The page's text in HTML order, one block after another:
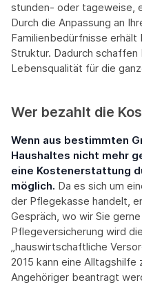
stunden- oder tageweise,
Durch die Anpassung an
Familienbedürfnisse erhält
Struktur. Dadurch
Lebensqualität für die
Wer bezahlt die
Wenn aus bestimmten
Haushaltes nicht mehr
eine Kostenerstattung
möglich. Da es sich um
der Pflegekasse handelt,
Gespräch, wo wir Sie
Pflegeversicherung wird die
„hauswirtschaftliche
2015 kann eine
Angehöriger beantragt